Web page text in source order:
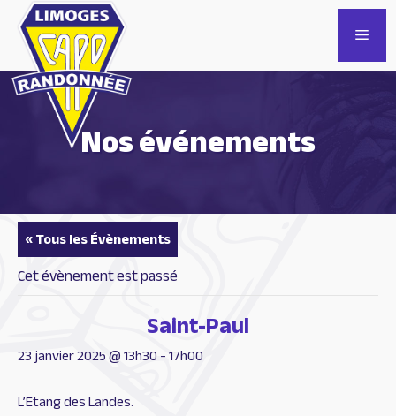
Aller
contenu
Nos événements
« Tous les Évènements
Cet évènement est passé
Saint-Paul
23 janvier 2025 @ 13h30-17h00
L’Etang des Landes.